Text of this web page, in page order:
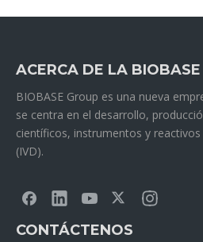
ACERCA DE LA BIOBASE
BIOBASE Group es una nueva
se centra en el desarrollo,
científicos, instrumentos y
(IVD).
CONTÁCTENOS